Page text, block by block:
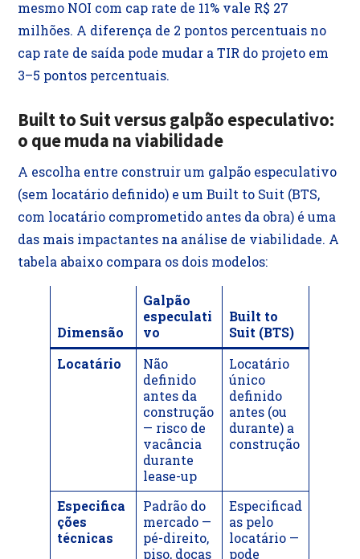
mesmo NOI com cap rate de 11% vale R$ 27
milhões. A diferença de 2 pontos percentuais no
cap rate de saída pode mudar a TIR do projeto em
3–5 pontos percentuais.
Built to Suit versus galpão especulativo:
o que muda na viabilidade
A escolha entre construir um galpão especulativo
(sem locatário definido) e um Built to Suit (BTS,
com locatário comprometido antes da obra) é uma
das mais impactantes na análise de viabilidade. A
tabela abaixo compara os dois modelos:
Dimensão
Galpão
especulati
vo
Built to
Suit (BTS)
Locatário
Não
definido
antes da
construção
— risco de
vacância
durante
lease-up
Locatário
único
definido
antes (ou
durante) a
construção
Especifica
ções
técnicas
Padrão do
mercado —
pé-direito,
piso, docas
Especificad
as pelo
locatário —
pode